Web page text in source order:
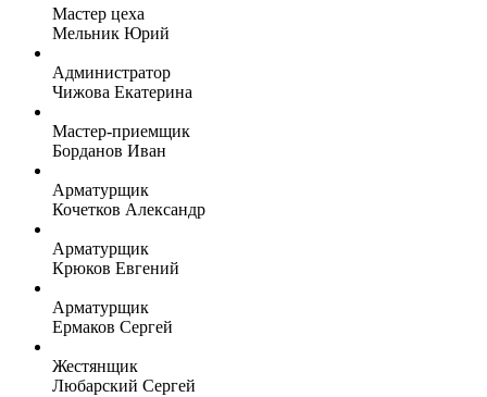
Мастер цеха
Мельник Юрий
Администратор
Чижова Екатерина
Мастер-приемщик
Борданов Иван
Арматурщик
Кочетков Александр
Арматурщик
Крюков Евгений
Арматурщик
Ермаков Сергей
Жестянщик
Любарский Сергей